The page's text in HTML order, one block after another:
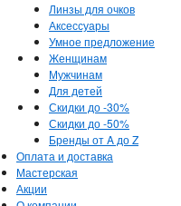
Линзы для очков
Аксессуары
Умное предложение
Женщинам
Мужчинам
Для детей
Скидки до -30%
Скидки до -50%
Бренды от A до Z
Оплата и доставка
Мастерская
Акции